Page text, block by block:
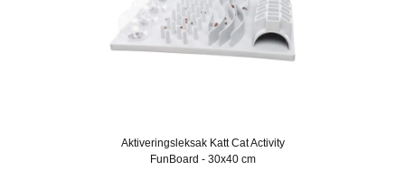
Aktiveringsleksak Katt Cat Activity
FunBoard - 30x40 cm